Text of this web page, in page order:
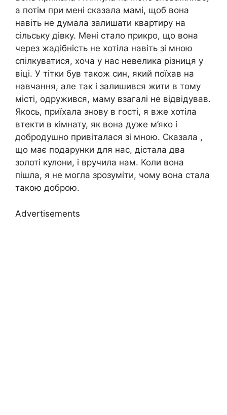
а потім при мені сказала мамі, щоб вона
навіть не думала залишати квартиру на
сільську дівку. Мені стало прикро, що вона
через жадібність не хотіла навіть зі мною
спілкуватися, хоча у нас невелика різниця у
віці. У тітки був також син, який поїхав на
навчання, але так і залишився жити в тому
місті, одружився, маму взагалі не відвідував.
Якось, приїхала знову в гості, я вже хотіла
втекти в кімнату, як вона дуже м’яко і
добродушно привіталася зі мною. Сказала ,
що має подарунки для нас, дістала два
золоті кулони, і вручила нам. Коли вона
пішла, я не могла зрозуміти, чому вона стала
такою доброю.
Advertisements